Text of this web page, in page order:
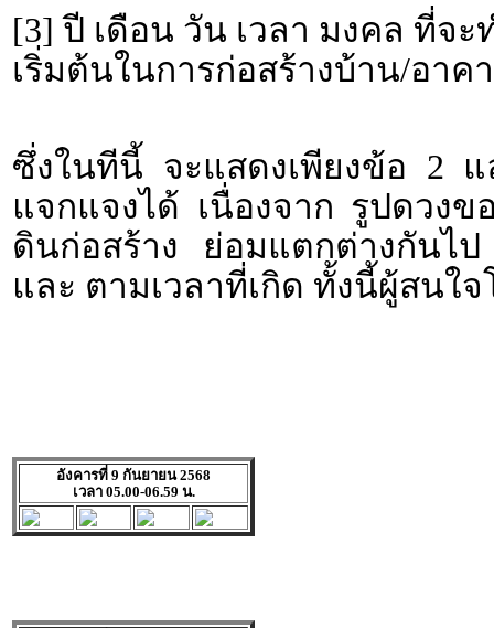
[3] ปี เดือน วัน เวลา มงคล ที่จ
เริ่มต้นในการก่อสร้างบ้าน/อาค
ซึ่งในทีนี้ จะแสดงเพียงข้อ 2
แจกแจงได้ เนื่องจาก รูปดวง
ดินก่อสร้าง ย่อมแตกต่างกันไ
และ ตามเวลาที่เกิด ทั้งนี้ผู้สนใ
อังคารที่ 9 กันยายน 2568
เวลา 05.00-06.59 น.